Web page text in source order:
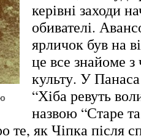
керівні заходи
обивателі.
ярличок був на
це все знайоме з
культу. У
“Хіба ревуть
назвою “Старе
те, як Чіпка після